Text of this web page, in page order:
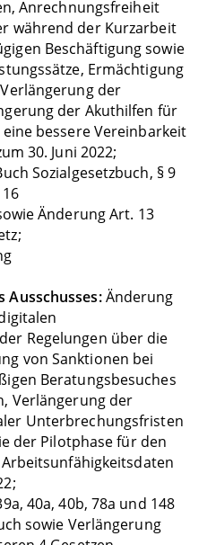
Anrechnungsfreiheit
während der Kurzarbeit
Beschäftigung sowie
Ermächtigung
der
der Akuthilfen für
bessere Vereinbarkeit
30. Juni 2022;
Sozialgesetzbuch, § 9
Änderung Art. 13
Ausschusses:Änderung
Regelungen über die
von Sanktionen bei
Beratungsbesuches
Verlängerung der
Unterbrechungsfristen
der Pilotphase für den
40a, 40b, 78a und 148
sowie Verlängerung